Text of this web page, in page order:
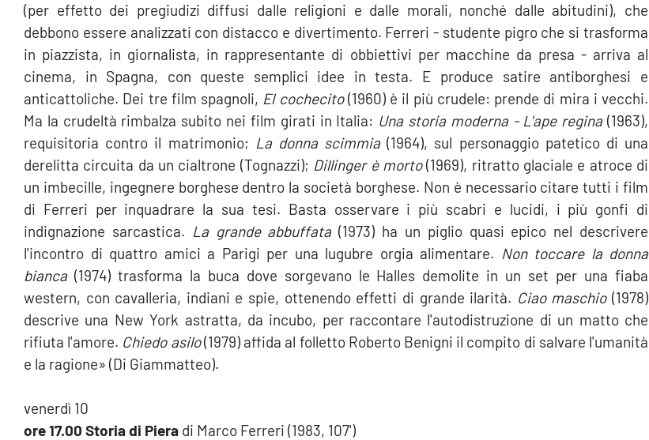
(per effetto dei pregiudizi diffusi dalle religioni e dalle morali, nonché dalle abitudini), che
debbono essere analizzati con distacco e divertimento. Ferreri - studente pigro che si trasforma
in piazzista, in giornalista, in rappresentante di obbiettivi per macchine da presa - arriva al
cinema, in Spagna, con queste semplici idee in testa. E produce satire antiborghesi e
anticattoliche. Dei tre film spagnoli, El cochecito(1960) è il più crudele: prende di mira i vecchi.
Ma la crudeltà rimbalza subito nei film girati in Italia: Una storia moderna - L'ape regina(1963),
requisitoria contro il matrimonio; La donna scimmia(1964), sul personaggio patetico di una
derelitta circuita da un cialtrone (Tognazzi); Dillinger è morto(1969), ritratto glaciale e atroce di
un imbecille, ingegnere borghese dentro la società borghese. Non è necessario citare tutti i film
di Ferreri per inquadrare la sua tesi. Basta osservare i più scabri e lucidi, i più gonfi di
indignazione sarcastica. La grande abbuffata(1973) ha un piglio quasi epico nel descrivere
l'incontro di quattro amici a Parigi per una lugubre orgia alimentare. Non toccare la donna
bianca(1974) trasforma la buca dove sorgevano le Halles demolite in un set per una fiaba
western, con cavalleria, indiani e spie, ottenendo effetti di grande ilarità. Ciao maschio(1978)
descrive una New York astratta, da incubo, per raccontare l'autodistruzione di un matto che
rifiuta l'amore. Chiedo asilo(1979) affida al folletto Roberto Benigni il compito di salvare l'umanità
e la ragione» (Di Giammatteo).
venerdì 10
ore 17.00 Storia di Piera di Marco Ferreri (1983, 107')